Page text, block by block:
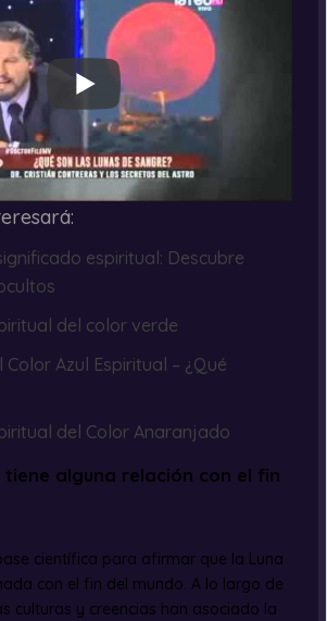
espiritual: Descubre
del color verde
Azul Espiritual – ¿Qué
del Color Anaranjado
tiene alguna relación con el fin
científica para afirmar que la Luna
con el fin del mundo. A lo largo de
culturas y creencias han asociado la